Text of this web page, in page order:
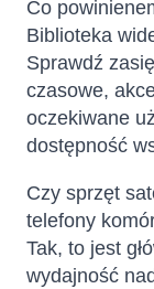
Co
Biblioteka
Sprawdź
czasowe,
oczekiwane
dostępność
Czy sprzęt
telefony
Tak, to jest
wydajność